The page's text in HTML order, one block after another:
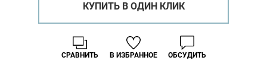
КУПИТЬ В ОДИН КЛИК
В ИЗБРАННОЕ
СРАВНИТЬ ОБСУДИТЬ